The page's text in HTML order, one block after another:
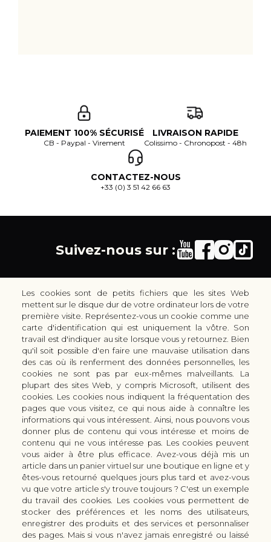
PAIEMENT 100% SÉCURISÉ
CB - Paypal - Virement
LIVRAISON RAPIDE
Colissimo - Chronopost - 48h
CONTACTEZ-NOUS
+33 (0) 3 51 42 66 63
Suivez-nous sur :
30 rue Colbert - 51100 REIMS - France
coutellerie.champenoise@gmail.com
+33 (0) 3 51 42 66 63
Boutique
LES GAMMES DE COUTEAUX KAI
LES ACCESSOIRES DE CUISINE KAI
CUTTERS & CISEAUX KAI
LES SERVICES/PRESTATIONS
Bon à savoir
Manuel d'aiguisage & entretien
Histoire du couteau japonais
Forme de lame
FAQ
Nous connaitre
Qui sommes-nous ?
Moyens de paiement
Modes de livraison
Demande de devis
Contact
Les cookies sont de petits fichiers que les sites Web
mettent sur le disque dur de votre ordinateur lors de votre
première visite. Représentez-vous un cookie comme une
carte d'identification qui est uniquement la vôtre. Son
travail est d'indiquer au site lorsque vous y retournez. Bien
qu'il soit possible d'en faire une mauvaise utilisation dans
des cas où ils renferment des données personnelles, les
cookies ne sont pas par eux-mêmes malveillants. La
plupart des sites Web, y compris Microsoft, utilisent des
cookies. Les cookies nous indiquent la fréquentation des
pages que vous visitez, ce qui nous aide à connaître les
informations qui vous intéressent. Ainsi, nous pouvons vous
donner plus de contenu qui vous intéresse et moins de
contenu qui ne vous intéresse pas. Les cookies peuvent
vous aider à être plus efficace. Avez-vous déjà mis un
article dans un panier virtuel sur une boutique en ligne et y
êtes-vous retourné quelques jours plus tard et avez-vous
vu que votre article s'y trouve toujours ? C'est un exemple
du travail des cookies. Les cookies vous permettent de
stocker des préférences et les noms des utilisateurs,
enregistrer des produits et des services et personnaliser
des pages. Mais si vous n'avez jamais enregistré ou laissé